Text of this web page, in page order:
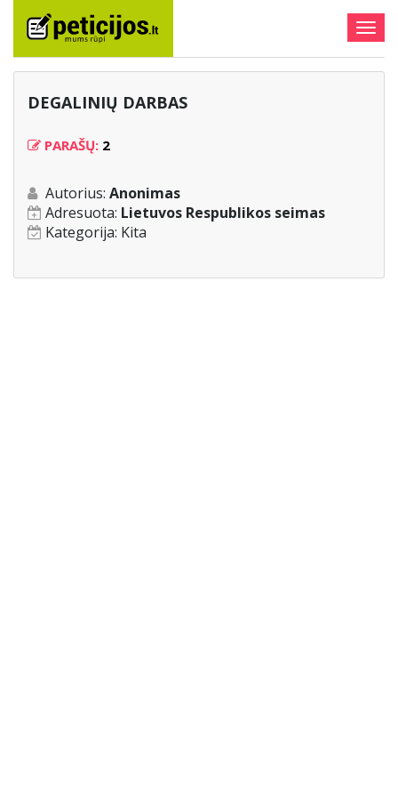
DEGALINIŲ DARBAS
PARAŠŲ: 2
Autorius: Anonimas
Adresuota: Lietuvos Respublikos seimas
Kategorija: Kita